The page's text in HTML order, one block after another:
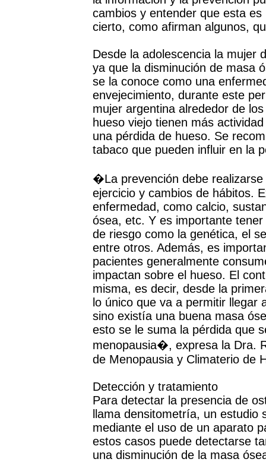
cambios y entender que esta
cierto, como afirman algunos,
Desde la adolescencia la mujer
ya que la disminución de masa
se la conoce como una
envejecimiento, durante este
mujer argentina alrededor de
hueso viejo tienen más
una pérdida de hueso. Se
tabaco que pueden influir en la
�La prevención debe
ejercicio y cambios de hábitos.
enfermedad, como calcio,
ósea, etc. Y es importante
de riesgo como la genética, el
entre otros. Además, es
pacientes generalmente
impactan sobre el hueso. El
misma, es decir, desde la
lo único que va a permitir llegar
sino existía una buena masa
esto se le suma la pérdida que
menopausia�, expresa la Dra.
de Menopausia y Climaterio de
Detección y tratamiento
Para detectar la presencia de
llama densitometría, un
mediante el uso de un aparato
estos casos puede detectarse
una disminución de la masa